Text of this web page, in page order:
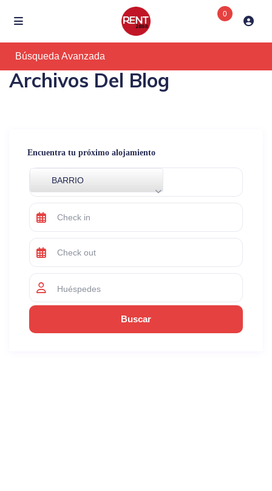
0
Búsqueda Avanzada
Archivos Del Blog
Encuentra tu próximo alojamiento
BARRIO
Huéspedes